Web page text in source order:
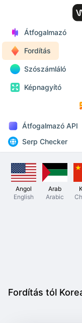
Átfogalmazó
Fordítás
Szószámláló
Képnagyító
Átfogalmazó API
Serp Checker
Angol
English
Arab
Arabic
Fordítás tól